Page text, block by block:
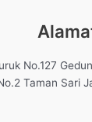
No.127
Taman Sari